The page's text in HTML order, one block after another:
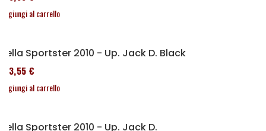
Aggiungi al carrello
Sella Sportster 2010 - Up. Jack D. Black
173,55 €
Aggiungi al carrello
Sella Sportster 2010 - Up. Jack D.